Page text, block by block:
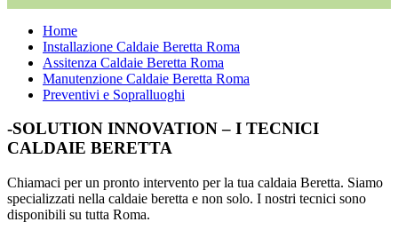
Home
Installazione Caldaie Beretta Roma
Assitenza Caldaie Beretta Roma
Manutenzione Caldaie Beretta Roma
Preventivi e Sopralluoghi
Footer
-SOLUTION INNOVATION – I TECNICI
CALDAIE BERETTA
Chiamaci per un pronto intervento per la tua caldaia Beretta. Siamo
specializzati nella caldaie beretta e non solo. I nostri tecnici sono
disponibili su tutta Roma.